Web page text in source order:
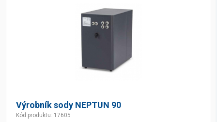
Výrobník sody NEPTUN 90
Kód produktu: 17605